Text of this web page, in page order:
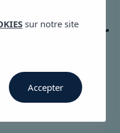
Lux Mar
sur notre site
Accepter